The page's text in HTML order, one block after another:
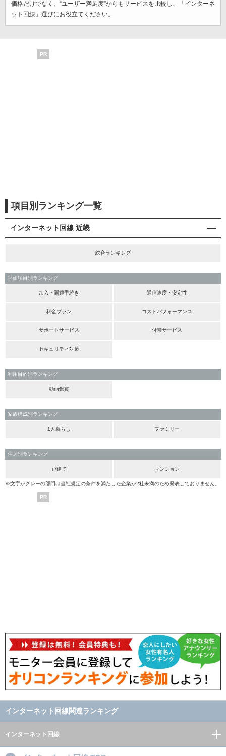
価格だけでなく、“ユーザー満足度”からもサービスを比較し、「インターネ
ット回線」選びにお役立てください。
PR
項目別ランキング一覧
インターネット回線 近畿
総合ランキング
評価項目別ランキング
加入・開通手続き 通信速度・安定性
料金プラン コストパフォーマンス
サポートサービス 付帯サービス
セキュリティ対策
利用目的別ランキング
動画鑑賞
家族構成別ランキング
1人暮らし ファミリー
住居別ランキング
戸建て マンション
※文字がグレーの部門は当社規定の条件を満たした企業が2社未満のため発表しておりません。
PR
インターネット回線関連ランキング
インターネット回線